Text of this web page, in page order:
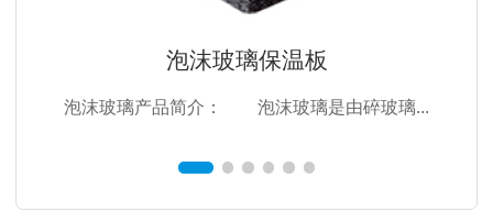
泡沫玻璃保温板
泡沫玻璃产品简介： 泡沫玻璃是由碎玻璃...